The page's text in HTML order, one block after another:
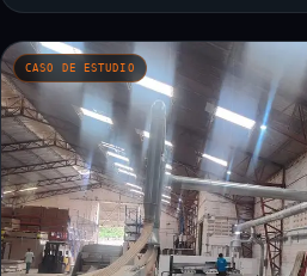
CASO DE ESTUDIO